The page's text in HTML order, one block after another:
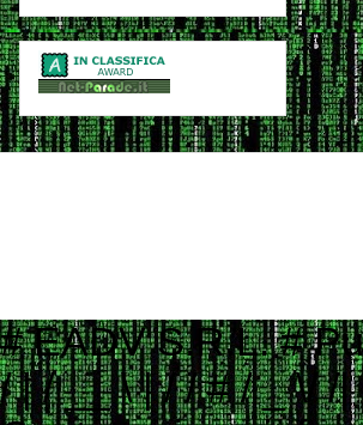
# EADV S.R.L. # Pubblicità Digitale e Programmatic Advertising # ___ ____ _ __ # ___ / | / __ \ | / / # / _ \/ /| | / / / / | / / # / __/ ___ |/ /_/ /| |/ / # \___/_/ |_/_____/ |___/ # # Contattaci per informazioni commerciali # Website: www.eadv.it # Email: marketing@eadv.it # START ads.txt - vocidallastrada.org - 2023-10-18 14:39:45 eadv.it, 13135, DIRECT 152media.info, 152M10, RESELLER 33across.com, 0010b00002MptHCAAZ, RESELLER, bbea06d9c4d2853c 33across.com, 0010b00002T3JniAAF, RESELLER, bbea06d9c4d2853c 33across.com, 0010b00002cGp2AAAS, RESELLER, bbea06d9c4d2853c 33across.com, 0013300001kQj2HAAS, RESELLER, bbea06d9c4d2853c 33across.com, 0015a00002oUk4aAAC, RESELLER, bbea06d9c4d2853c 33across.com, 0015a00003DKg9ZAAT, RESELLER, bbea06d9c4d2853c ad.plus, 352349, RESELLER adagio.io, 1294, RESELLER adcolony.com, 496220845654deec, RESELLER, 1ad675c9de6b5176 adform.com, 1226, RESELLER adform.com, 1819, RESELLER, 9f5210a2f0999e32 adform.com, 1889, RESELLER adform.com, 1943, RESELLER adform.com, 2110, RESELLER adform.com, 2112, RESELLER adform.com, 2437, RESELLER, 9f5210a2f0999e32 adform.com, 2464, RESELLER, 9f5210a2f0999e32 adform.com, 3027, RESELLER adform.com, 622, RESELLER adipolo.com, 617128b0fe110c0ddd7603b4, RESELLER admanmedia.com, 43, RESELLER admixer.net, b6d49994-83c5-4ff9-aa8a-c9eb99d1bc8c, RESELLER adsinteractive.hu, 258, RESELLER adswizz.com, consumable, RESELLER adswizz.com, entravision, RESELLER adswizz.com, targetspot, RESELLER adtech.com, 4687, RESELLER adtelligent.com, 537714, RESELLER advertising.com, 14832, RESELLER advertising.com, 21483, RESELLER advertising.com, 23089, RESELLER advertising.com, 28246, RESELLER advertising.com, 28305, RESELLER advertising.com, 28335, RESELLER, e1a5b5b6e3255540 advertising.com, 6814, RESELLER advertising.com, 7574, RESELLER adyoulike.com, 83d15ef72d387a1e60e5a1399a2b0c03, RESELLER adyoulike.com, b3e21aeb2e950aa59e5e8cc1b6dd6f8e, RESELLER, 4ad745ead2958bf7 adyoulike.com, b4bf4fdd9b0b915f746f6747ff432bde, RESELLER, 4ad745ead2958bf7 ampliffy.com, 5037, RESELLER amxrtb.com, 105199548, RESELLER aniview.com, 5e82edf1634339243920a8e5, RESELLER, 78b21b97965ec3f8 aniview.com, 5ef4bc022e79664d2b473869, RESELLER, 78b21b97965ec3f8 aol.com,